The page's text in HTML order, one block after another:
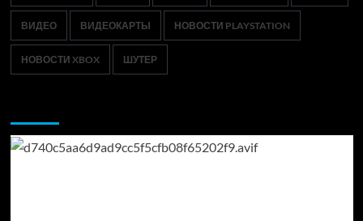
ВИДЕО ВИДЕОКАРТЫ НОВОСТИ PLAYSTATION
НОВОСТИ XBOX ШУТЕР